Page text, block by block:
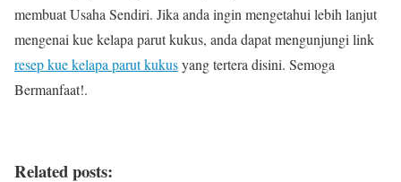
membuat Usaha Sendiri. Jika anda ingin mengetahui lebih lanjut
mengenai kue kelapa parut kukus, anda dapat mengunjungi link
resep kue kelapa parut kukusyang tertera disini. Semoga
Bermanfaat!.
Related posts: